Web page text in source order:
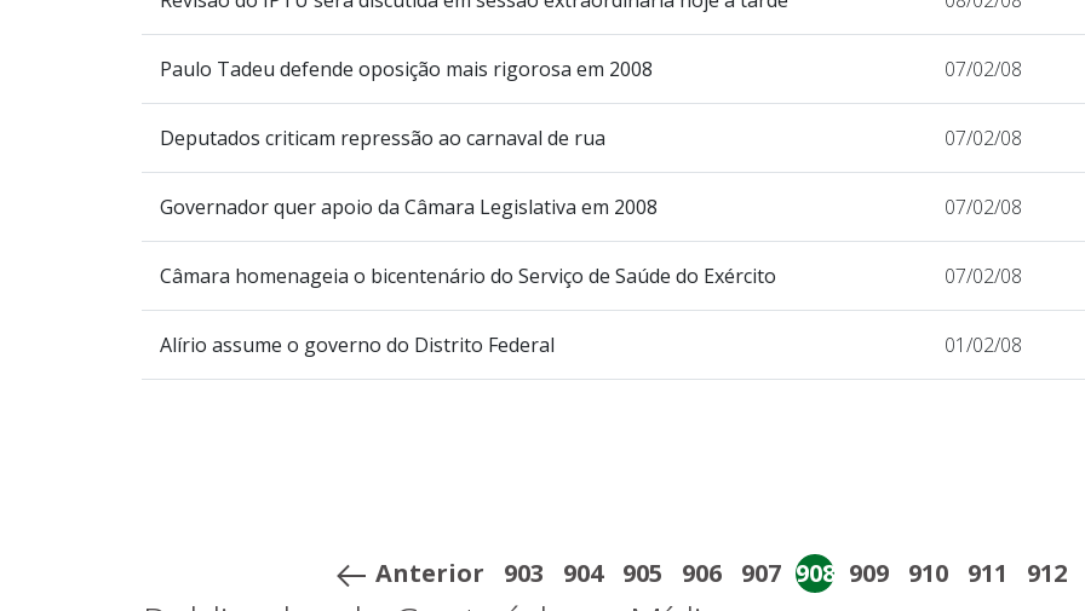
Paulo Tadeu defende oposição mais rigorosa em 2008 07/02/08
Deputados criticam repressão ao carnaval de rua 07/02/08
Governador quer apoio da Câmara Legislativa em 2008 07/02/08
Câmara homenageia o bicentenário do Serviço de Saúde do Exército 07/02/08
Alírio assume o governo do Distrito Federal 01/02/08
Anterior 903 904 905 906 907 908 909 910 911 912